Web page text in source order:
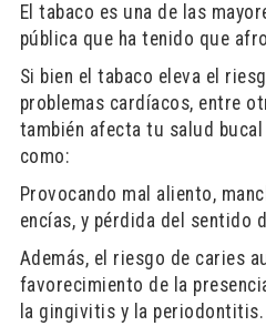
El tabaco es una de las
pública que ha tenido que
Si bien el tabaco eleva el
problemas cardíacos, entre
también afecta tu salud bucal
como:
Provocando mal aliento,
encías, y pérdida del sentido
Además, el riesgo de caries
favorecimiento de la
la gingivitis y la periodontitis.